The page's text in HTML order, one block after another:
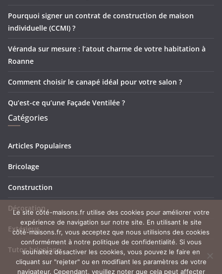
Pourquoi signer un contrat de construction de maison
individuelle (CCMI) ?
Véranda sur mesure : l’atout charme de votre habitation à
Roanne
Comment choisir le canapé idéal pour votre salon ?
Qu’est-ce qu’une Façade Ventilée ?
Catégories
Articles Populaires
Bricolage
Construction
Décoration
Extérieur
Tutos bricolage
Le site côté-maisons.fr utilise des cookies pour améliorer votre
expérience de navigation sur notre site. En utilisant le site
côté-maisons.fr, vous acceptez que nous utilisions des cookies
conformément à notre politique de confidentialité. Si vous
souhaitez désactiver les cookies, vous pouvez le faire en
cliquant sur "rejeter" ou en modifiant les paramètres de votre
navigateur. Cependant, veuillez noter que cela peut affecter